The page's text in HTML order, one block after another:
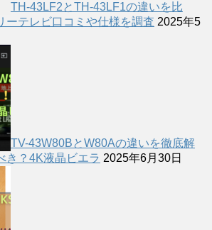
TH-43LF2とTH-43LF1の違いを比
ーテレビ口コミや仕様を調査 2025年5
TV-43W80BとW80Aの違いを徹底解
き？4K液晶ビエラ 2025年6月30日